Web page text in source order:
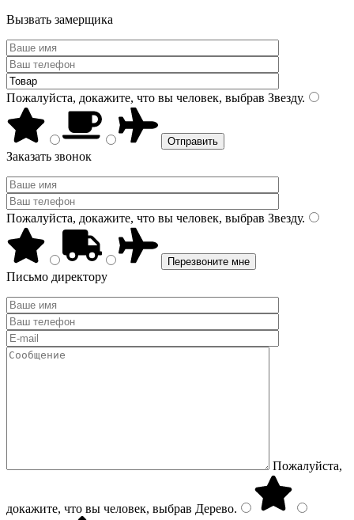
Вызвать замерщика
Пожалуйста, докажите, что вы человек, выбрав Звезду.
Заказать звонок
Пожалуйста, докажите, что вы человек, выбрав Звезду.
Письмо директору
Пожалуйста,
докажите, что вы человек, выбрав Дерево.